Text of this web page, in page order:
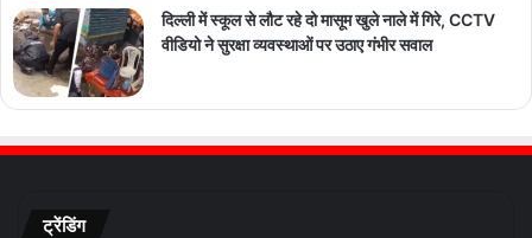
दिल्ली में स्कूल से लौट रहे दो मासूम खुले नाले में गिरे, CCTV
वीडियो ने सुरक्षा व्यवस्थाओं पर उठाए गंभीर सवाल
ट्रेंडिंग